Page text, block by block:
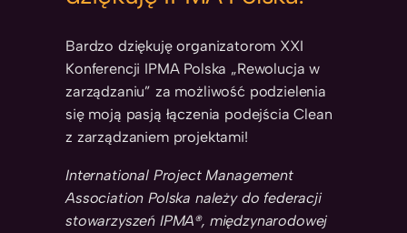
Bardzo dziękuję organizatorom XXI
Konferencji IPMA Polska „Rewolucja w
zarządzaniu” za możliwość podzielenia
się moją pasją łączenia podejścia Clean
z zarządzaniem projektami!
International Project Management
Association Polska należy do federacji
stowarzyszeń IPMA®, międzynarodowej